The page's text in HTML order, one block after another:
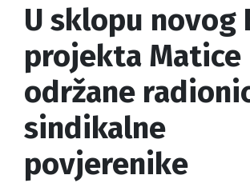
U sklopu novog
projekta Matice
održane
sindikalne
povjerenike